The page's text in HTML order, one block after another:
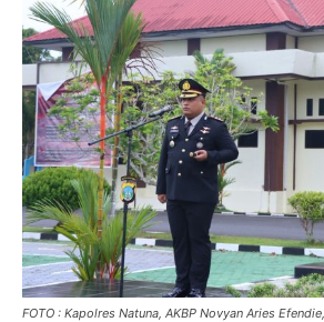
FOTO : Kapolres Natuna, AKBP Novyan Aries